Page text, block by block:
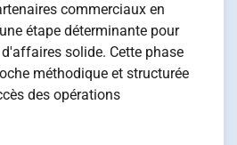
commerciaux en
étape déterminante pour
solide. Cette phase
méthodique et structurée
des opérations